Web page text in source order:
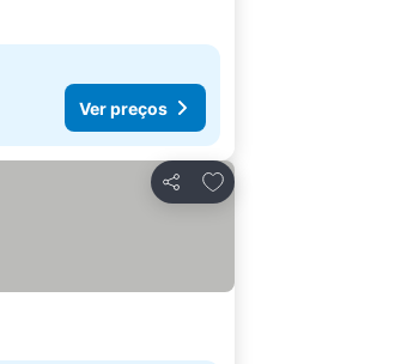
Ver preços
Partilhar
Adicionar aos favoritos